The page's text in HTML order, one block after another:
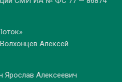
Волхонцев Алексей
Ярослав Алексеевич